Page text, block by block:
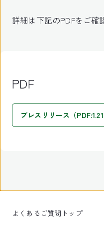
詳細は下記のPDFをご確
PDF
プレスリリース（PDF:1.21
よくあるご質問トップ